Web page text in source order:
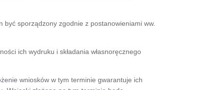
sporządzony zgodnie z postanowieniami ww.
ich wydruku i składania własnoręcznego
wniosków w tym terminie gwarantuje ich